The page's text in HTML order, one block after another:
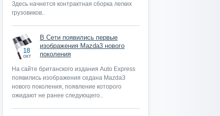
Здесь начнется контрактная сборка легких
грузовиков..
18
окт
В Сети появились первые
изображения Mazda3 нового
поколения
На сайте британского издания Auto Express
появились изображения седана Mazda3
нового поколения, появление которого
ожидают не ранее следующего..